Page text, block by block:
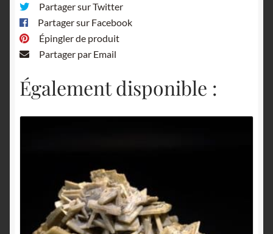
Partager sur Twitter
Partager sur Facebook
Épingler de produit
Partager par Email
Également disponible :